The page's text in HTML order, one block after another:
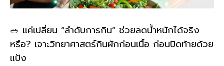
🥗 แค่เปลี่ยน “ลำดับการกิน” ช่วยลดน้ำหนักได้จริง
หรือ? เจาะวิทยาศาสตร์กินผักก่อนเนื้อ ก่อนปิดท้ายด้วย
แป้ง